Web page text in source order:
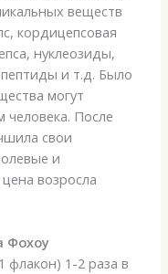
веществ
кордицепсовая
нуклеозиды,
и т.д. Было
могут
человека. После
свои
и
возросла
Фохоу
флакон) 1-2 раза в